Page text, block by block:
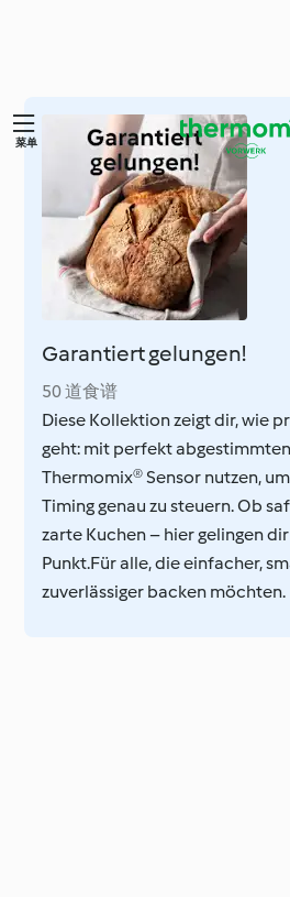
跳菜单
Garantiert gelungen!
50 道食谱
Diese Kollektion zeigt dir, wie
geht: mit perfekt
Thermomix® Sensor nutzen,
Timing genau zu steuern. Ob
zarte Kuchen – hier gelingen
Punkt.Für alle, die einfacher,
zuverlässiger backen möchten.